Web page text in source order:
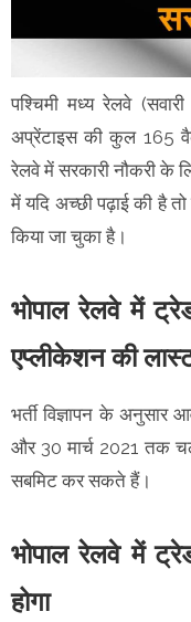
पश्चिमी मध्य रेलवे
अप्रेंटाइस की कुल 165
रेलवे में सरकारी नौकरी के
में यदि अच्छी पढ़ाई की है
किया जा चुका है।
भोपाल रेलवे में
एप्लीकेशन की
भर्ती विज्ञापन के अनुसार
और 30 मार्च 2021 तक
सबमिट कर सकते हैं।
भोपाल रेलवे में
होगा